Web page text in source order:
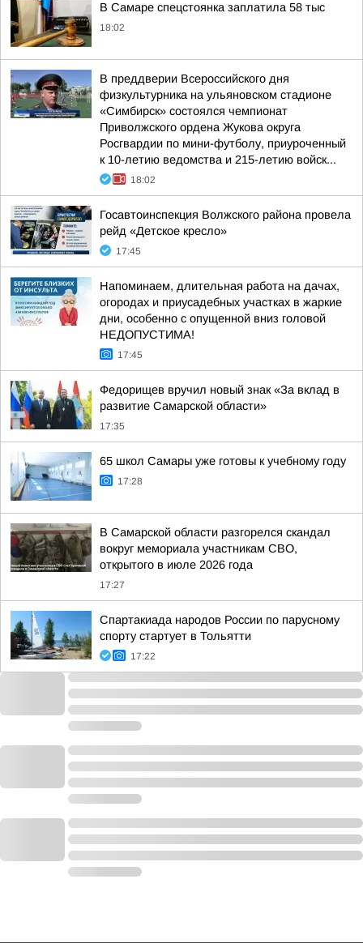
В Самаре спецстоянка заплатила 58 тыс
18:02
В преддверии Всероссийского дня
физкультурника на ульяновском стадионе
«Симбирск» состоялся чемпионат
Приволжского ордена Жукова округа
Росгвардии по мини-футболу, приуроченный
к 10-летию ведомства и 215-летию войск...
18:02
Госавтоинспекция Волжского района провела
рейд «Детское кресло»
17:45
Напоминаем, длительная работа на дачах,
огородах и приусадебных участках в жаркие
дни, особенно с опущенной вниз головой
НЕДОПУСТИМА!
17:45
Федорищев вручил новый знак «За вклад в
развитие Самарской области»
17:35
65 школ Самары уже готовы к учебному году
17:28
В Самарской области разгорелся скандал
вокруг мемориала участникам СВО,
открытого в июле 2026 года
17:27
Спартакиада народов России по парусному
спорту стартует в Тольятти
17:22